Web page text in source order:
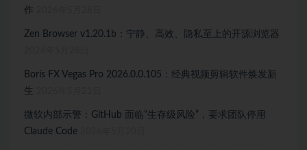
作
Zen Browser v1.20.1b：宁静、高效、隐私至上的开源浏览器
Boris FX Vegas Pro 2026.0.0.105：经典视频剪辑软件焕发新
生
微软内部示警：GitHub 面临“生存级风险”，要求团队停用
Claude Code